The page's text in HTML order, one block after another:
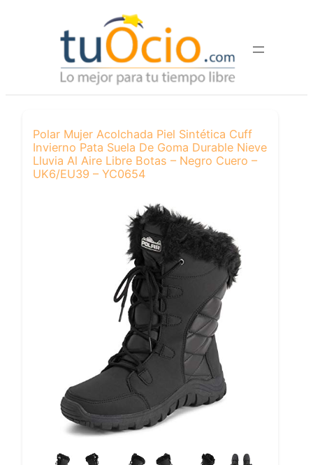
Polar Mujer Acolchada Piel Sintética Cuff
Invierno Pata Suela De Goma Durable Nieve
Lluvia Al Aire Libre Botas – Negro Cuero –
UK6/EU39 – YC0654